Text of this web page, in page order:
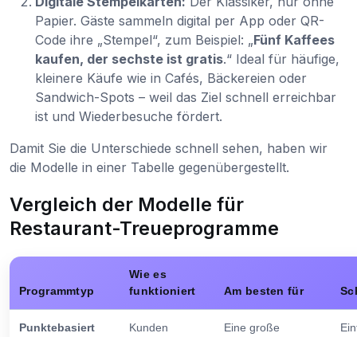
Papier. Gäste sammeln digital per App oder QR-
Code ihre „Stempel“, zum Beispiel: „Fünf Kaffees
kaufen, der sechste ist gratis.“ Ideal für häufige,
kleinere Käufe wie in Cafés, Bäckereien oder
Sandwich-Spots – weil das Ziel schnell erreichbar
ist und Wiederbesuche fördert.
Damit Sie die Unterschiede schnell sehen, haben wir
die Modelle in einer Tabelle gegenübergestellt.
Vergleich der Modelle für
Restaurant-Treueprogramme
Programmtyp
Wie es
funktioniert
Am besten für
Punktebasiert
Kunden
Eine große